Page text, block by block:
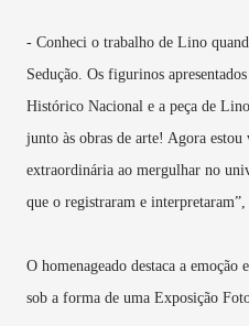
- Conheci o trabalho de Lino
Sedução. Os figurinos
Histórico Nacional e a peça de
junto às obras de arte! Agora
extraordinária ao mergulhar no
que o registraram e
O homenageado destaca a emoção
sob a forma de uma Exposição